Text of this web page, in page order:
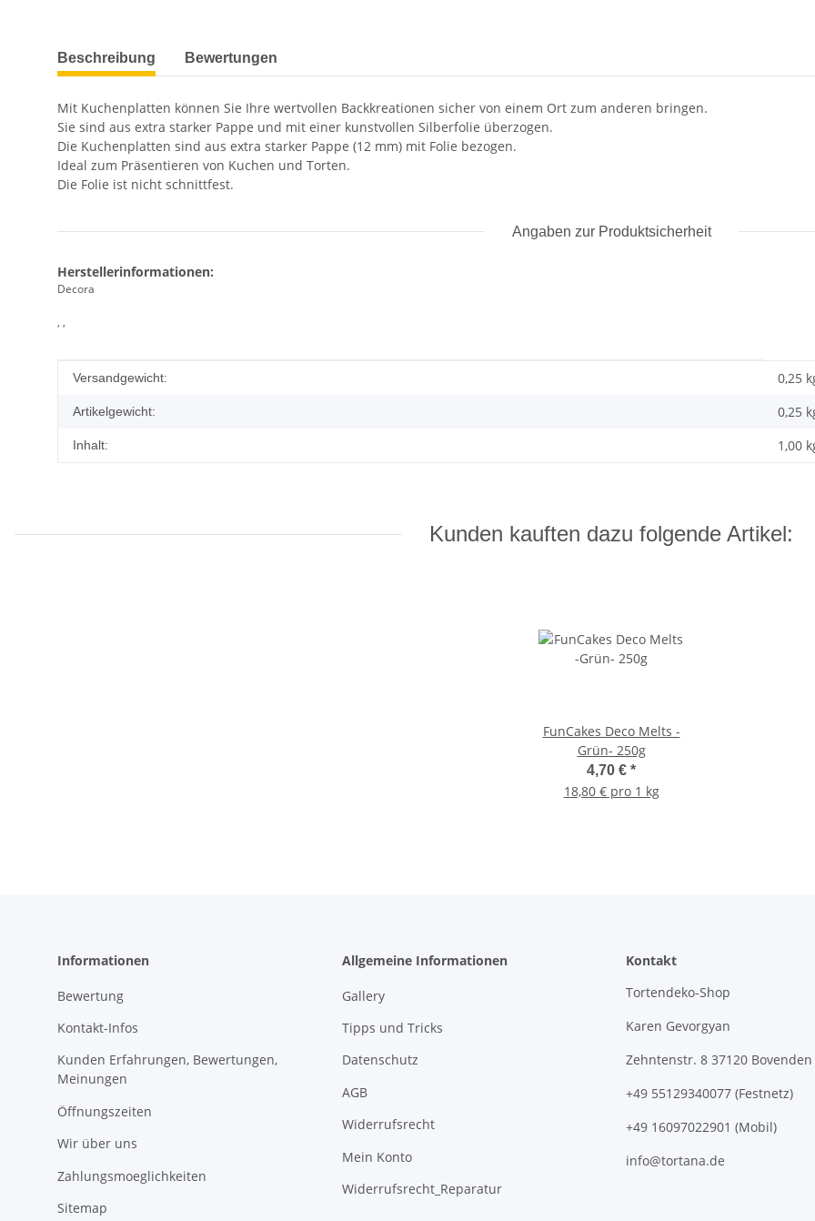
weitere Registerkarten anzeigen
Beschreibung Bewertungen
Mit Kuchenplatten können Sie Ihre wertvollen Backkreationen sicher von einem Ort zum anderen bringen.
Sie sind aus extra starker Pappe und mit einer kunstvollen Silberfolie überzogen.
Die Kuchenplatten sind aus extra starker Pappe (12 mm) mit Folie bezogen.
Ideal zum Präsentieren von Kuchen und Torten.
Die Folie ist nicht schnittfest.
Angaben zur Produktsicherheit
Herstellerinformationen:
Decora
, ,
Produkteigenschaft
Wert
Versandgewicht: 0,25
Artikelgewicht: 0,25
Inhalt: 1,00
Kunden kauften dazu folgende Artikel:
FunCakes Deco Melts -
Grün- 250g
4,70 € *
18,80 € pro 1 kg
Informationen
Bewertung
Kontakt-Infos
Kunden Erfahrungen, Bewertungen,
Meinungen
Öffnungszeiten
Wir über uns
Zahlungsmoeglichkeiten
Sitemap
Allgemeine Informationen
Gallery
Tipps und Tricks
Datenschutz
AGB
Widerrufsrecht
Mein Konto
Widerrufsrecht_Reparatur
Kontakt
Tortendeko-Shop
Karen Gevorgyan
Zehntenstr. 8 37120 Bovenden
+49 55129340077 (Festnetz)
+49 16097022901 (Mobil)
info@tortana.de